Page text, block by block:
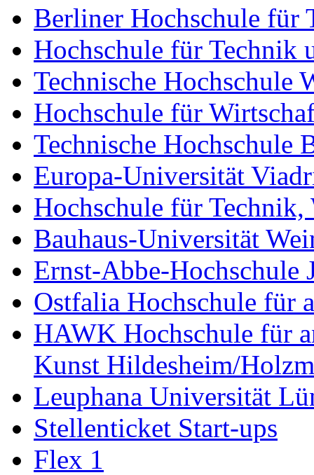
Berliner Hochschule für
Hochschule für Technik
Technische Hochschule
Hochschule für
Technische Hochschule
Europa-Universität
Hochschule für
Bauhaus-Universität
Ernst-Abbe-Hochschule
Ostfalia Hochschule für
HAWK Hochschule für
Kunst Hildesheim/
Leuphana Universität
Stellenticket Start-ups
Flex 1